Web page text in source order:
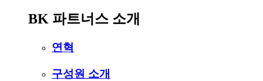
BK 파트너스 소개
연혁
구성원 소개